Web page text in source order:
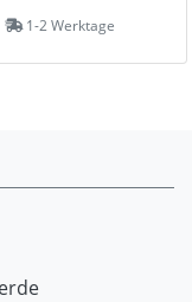
1-2 Werktage